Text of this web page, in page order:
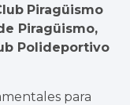
Piragüismo
Piragüismo,
Polideportivo
para